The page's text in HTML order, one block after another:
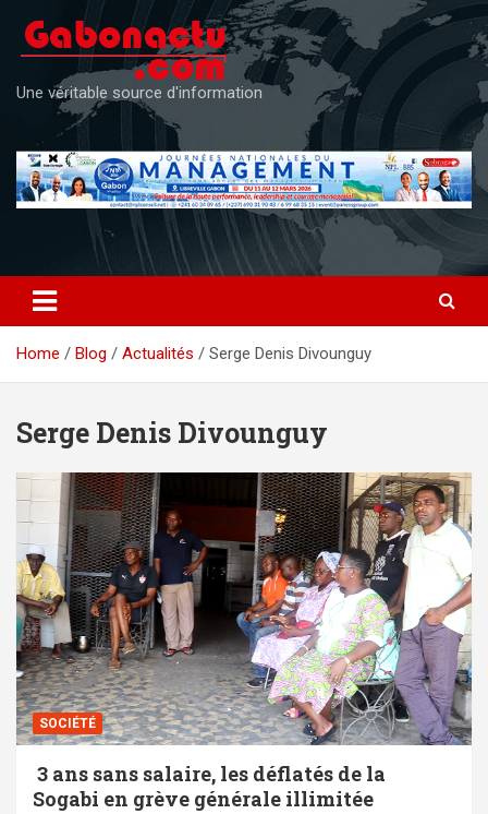
content
Une véritable source d'information
Home Blog Actualités Serge Denis Divounguy
Serge Denis Divounguy
SOCIÉTÉ
3 ans sans salaire, les déflatés de la
Sogabi en grève générale illimitée